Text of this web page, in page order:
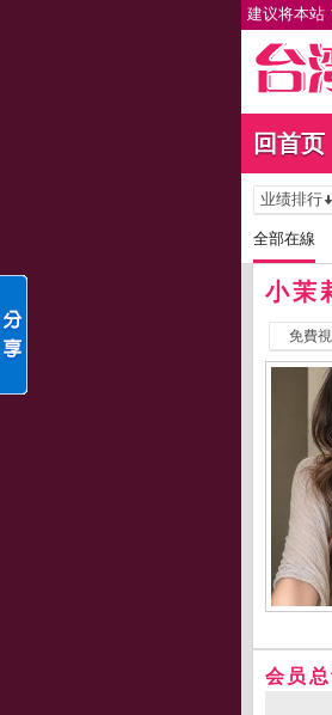
建议将本站
回首页
业绩排行
全部在線
小茉
免費
会员